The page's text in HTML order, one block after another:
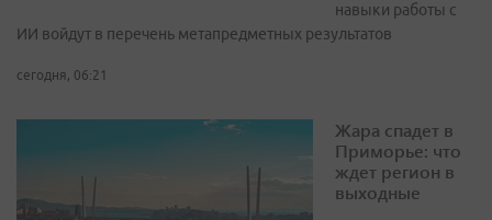
навыки работы с
ИИ войдут в перечень метапредметных результатов
сегодня, 06:21
Жара спадет в
Приморье: что
ждет регион в
выходные